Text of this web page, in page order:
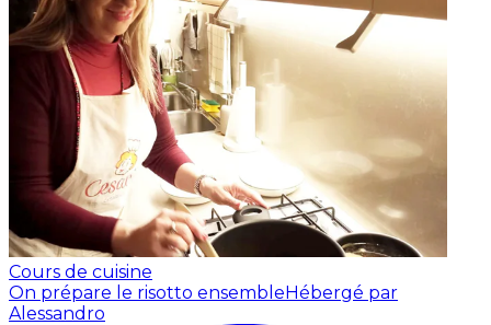
Cours de cuisine
On prépare le risotto ensembleHébergé par
Alessandro